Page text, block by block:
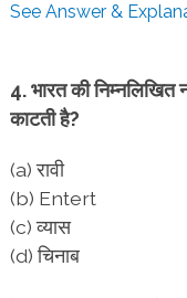
See Answer &
4. भारत की निम्नलिखित
काटती है?
(a) रावी
(b) Entert
(c) व्यास
(d) चिनाब